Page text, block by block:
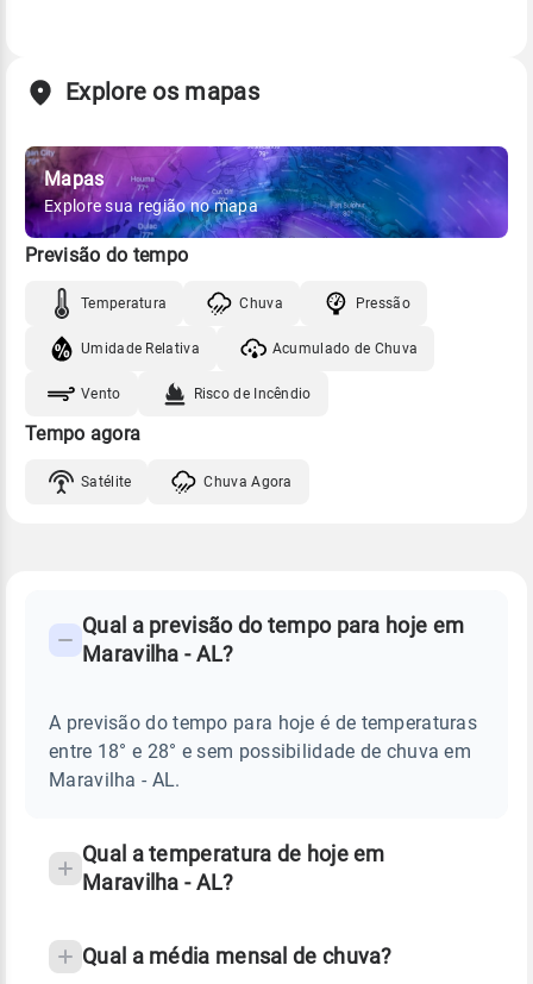
Explore os mapas
Mapas
Explore sua região no mapa
Previsão do tempo
Temperatura Chuva Pressão
Umidade Relativa Acumulado de Chuva
Vento Risco de Incêndio
Tempo agora
Satélite Chuva Agora
PREVISÃO
TEMPO
MARAVILHA
Perguntas
sobre
chuva
Qual a previsão do tempo para hoje em
Maravilha - AL?
A previsão do tempo para hoje é de temperaturas
entre 18° e 28° e sem possibilidade de chuva em
Maravilha - AL.
Qual a temperatura de hoje em
Maravilha - AL?
Qual a média mensal de chuva?